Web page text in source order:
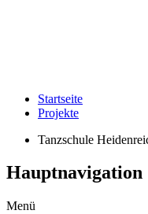
Startseite
Projekte
Tanzschule
Hauptnavigation
Menü